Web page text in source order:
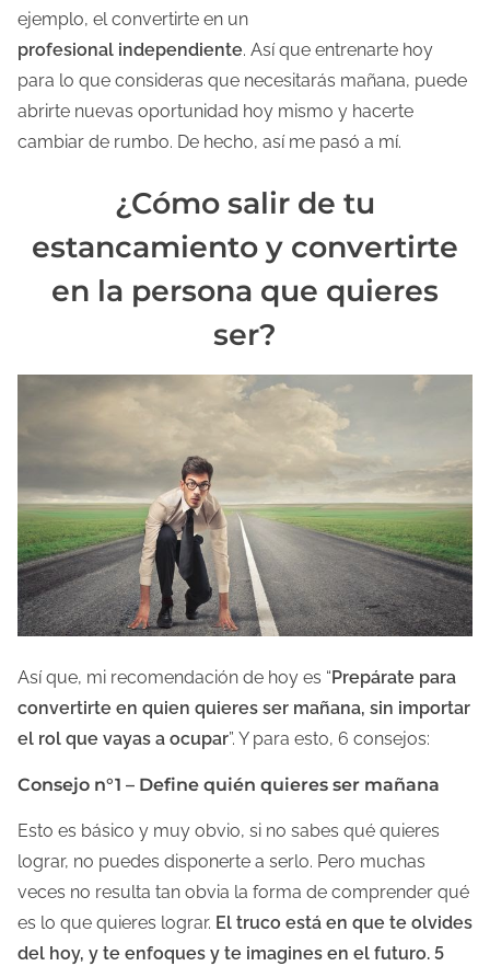
ejemplo, el convertirte en un
profesional independiente. Así que entrenarte hoy
para lo que consideras que necesitarás mañana, puede
abrirte nuevas oportunidad hoy mismo y hacerte
cambiar de rumbo. De hecho, así me pasó a mí.
¿Cómo salir de tu
estancamiento y convertirte
en la persona que quieres
ser?
Así que, mi recomendación de hoy es “Prepárate para
convertirte en quien quieres ser mañana, sin importar
el rol que vayas a ocupar”. Y para esto, 6 consejos:
Consejo n°1 – Define quién quieres ser mañana
Esto es básico y muy obvio, si no sabes qué quieres
lograr, no puedes disponerte a serlo. Pero muchas
veces no resulta tan obvia la forma de comprender qué
es lo que quieres lograr. El truco está en que te olvides
del hoy, y te enfoques y te imagines en el futuro. 5